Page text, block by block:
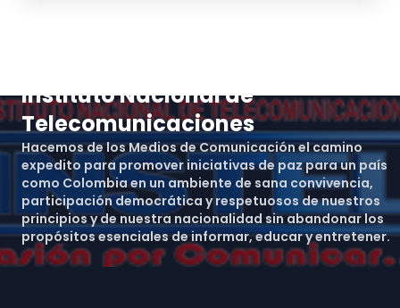
Instituto Nacional de
Telecomunicaciones
Hacemos de los Medios de Comunicación el camino
expedito para promover iniciativas de paz para un país
como Colombia en un ambiente de sana convivencia,
participación democrática y respetuosos de nuestros
principios y de nuestra nacionalidad sin abandonar los
propósitos esenciales de informar, educar y entretener.